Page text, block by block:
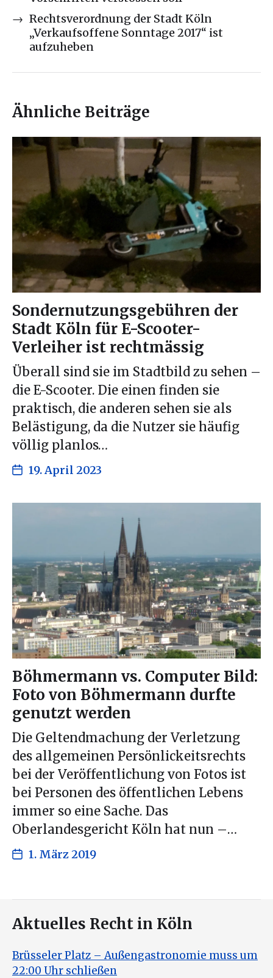
→ Rechtsverordnung der Stadt Köln
„Verkaufsoffene Sonntage 2017“ ist
aufzuheben
Ähnliche Beiträge
Sondernutzungsgebühren der
Stadt Köln für E-Scooter-
Verleiher ist rechtmässig
Überall sind sie im Stadtbild zu sehen –
die E-Scooter. Die einen finden sie
praktisch, die anderen sehen sie als
Belästigung, da die Nutzer sie häufig
völlig planlos…
19. April 2023
Böhmermann vs. Computer Bild:
Foto von Böhmermann durfte
genutzt werden
Die Geltendmachung der Verletzung
des allgemeinen Persönlickeitsrechts
bei der Veröffentlichung von Fotos ist
bei Personen des öffentlichen Lebens
immer so eine Sache. Das
Oberlandesgericht Köln hat nun –…
1. März 2019
Aktuelles Recht in Köln
Brüsseler Platz – Außengastronomie muss um
22:00 Uhr schließen